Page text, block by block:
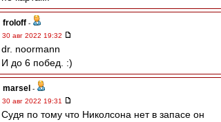
froloff -
30 авг 2022 19:32
dr. noormann
И до 6 побед. :)
marsel -
30 авг 2022 19:31
Судя по тому что Николсона нет в запасе он